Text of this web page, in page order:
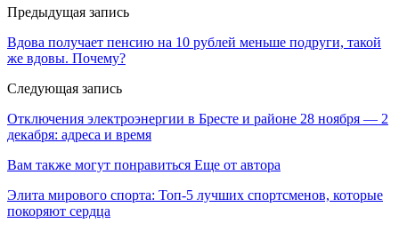
Предыдущая запись
Вдова получает пенсию на 10 рублей меньше подруги, такой
же вдовы. Почему?
Следующая запись
Отключения электроэнергии в Бресте и районе 28 ноября — 2
декабря: адреса и время
Вам также могут понравиться Еще от автора
Элита мирового спорта: Топ-5 лучших спортсменов, которые
покоряют сердца